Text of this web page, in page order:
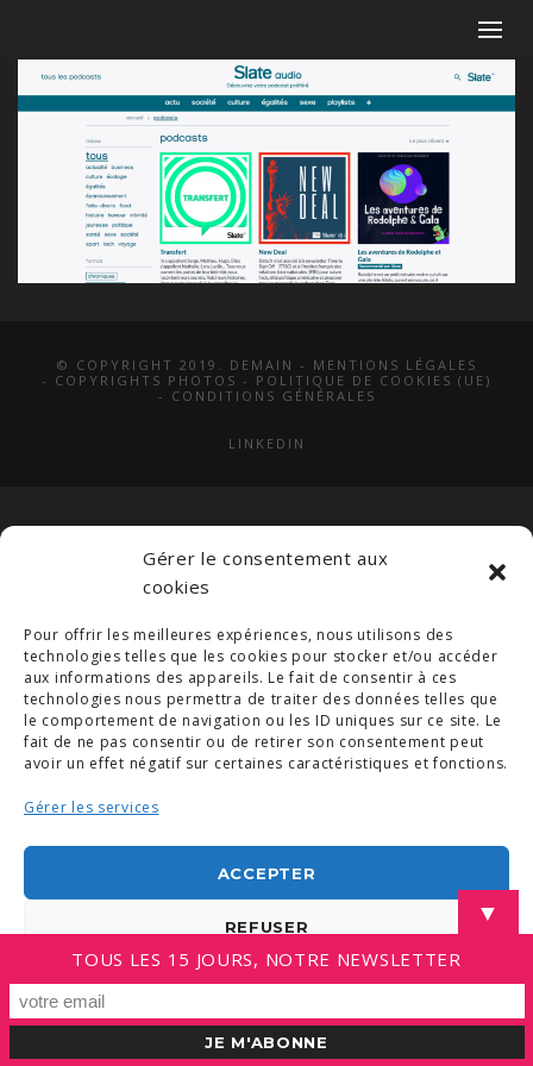
Gérer le consentement aux
cookies
Pour offrir les meilleures expériences, nous utilisons des
technologies telles que les cookies pour stocker et/ou accéder
aux informations des appareils. Le fait de consentir à ces
technologies nous permettra de traiter des données telles que
le comportement de navigation ou les ID uniques sur ce site. Le
fait de ne pas consentir ou de retirer son consentement peut
avoir un effet négatif sur certaines caractéristiques et fonctions.
Gérer les services
ACCEPTER
REFUSER
VOIR LES PRÉFÉRENCES
Politique de cookies
© COPYRIGHT 2019. DEMAIN - MENTIONS LÉGALES
- COPYRIGHTS PHOTOS - POLITIQUE DE COOKIES (UE)
- CONDITIONS GÉNÉRALES
LINKEDIN
▼
TOUS LES 15 JOURS, NOTRE NEWSLETTER